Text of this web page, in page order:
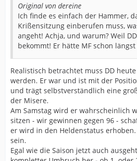
Original von dereine
Ich finde es einfach der Hammer,
Krißensitzung einberufen muss,
angeht! Achja, und warum? Weil
bekommt! Er hätte MF schon
Realistisch betrachtet muss DD
werden. Er war und ist mit der
und trägt selbstverständlich eine
der Misere.
Am Samstag wird er wahrscheinlich
sitzen - wir gewinnen gegen 96 -
er wird in den Heldenstatus
sein.
Egal wie die Saison jetzt auch